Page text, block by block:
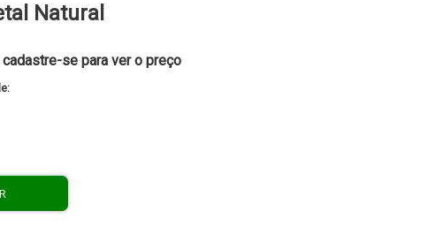
Natural
cadastre-se para ver o preço